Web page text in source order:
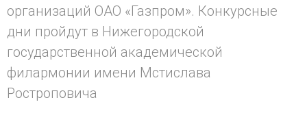
организаций ОАО «Газпром». Конкурсные
дни пройдут в Нижегородской
государственной академической
филармонии имени Мстислава
Ростроповича